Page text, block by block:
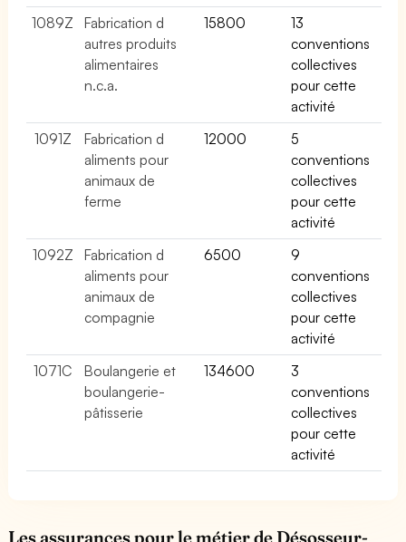
1089Z
Fabrication d
autres produits
alimentaires
n.c.a.
15800
13
conventions
collectives
pour cette
activité
1091Z
Fabrication d
aliments pour
animaux de
ferme
12000
5
conventions
collectives
pour cette
activité
1092Z
Fabrication d
aliments pour
animaux de
compagnie
6500
9
conventions
collectives
pour cette
activité
1071C
Boulangerie et
boulangerie-
pâtisserie
134600
3
conventions
collectives
pour cette
activité
Les assurances pour le métier de Désosseur-